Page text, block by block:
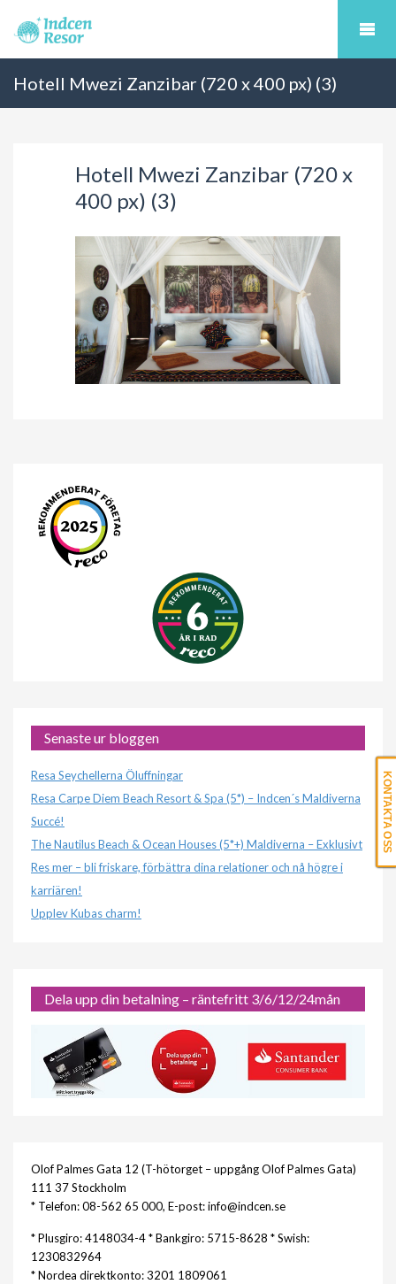
Hotell Mwezi Zanzibar (720 x 400 px) (3)
Hotell Mwezi Zanzibar (720 x
400 px) (3)
Senaste ur bloggen
Resa Seychellerna Öluffningar
Resa Carpe Diem Beach Resort & Spa (5*) – Indcen´s Maldiverna
Succé!
The Nautilus Beach & Ocean Houses (5*+) Maldiverna – Exklusivt
Res mer – bli friskare, förbättra dina relationer och nå högre i
karriären!
Upplev Kubas charm!
Dela upp din betalning – räntefritt 3/6/12/24mån
Olof Palmes Gata 12 (T-hötorget – uppgång Olof Palmes Gata)
111 37 Stockholm
* Telefon: 08-562 65 000, E-post: info@indcen.se
* Plusgiro: 4148034-4 * Bankgiro: 5715-8628 * Swish:
1230832964
* Nordea direktkonto: 3201 1809061
KONTAKTA OSS